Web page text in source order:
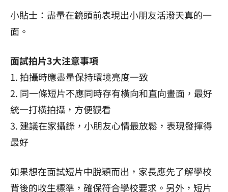
小貼士：盡量在鏡頭前表現出小朋友活潑天真的一
面。
面試拍片3大注意事項
1. 拍攝時應盡量保持環境亮度一致
2. 同一條短片不應同時存有橫向和直向畫面，最好
統一打橫拍攝，方便觀看
3. 建議在家攝錄，小朋友心情最放鬆，表現發揮得
最好
如果想在面試短片中脫穎而出，家長應先了解學校
背後的收生標準，確保符合學校要求。另外，短片